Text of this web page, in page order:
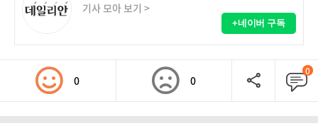
기사 모아 보기 >
+네이버 구독
0 0
0